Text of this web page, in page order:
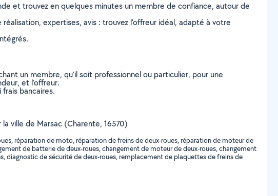
et trouvez en quelques minutes un membre de confiance, autour de
expertises, avis : trouvez l'offreur idéal, adapté à votre
un membre, qu’il soit professionnel ou particulier, pour une
et l’offreur.
bancaires.
ville de Marsac (Charente, 16570)
réparation de moto, réparation de freins de deux-roues, réparation de moteur de
de batterie de deux-roues, changement de moteur de deux-roues, changement
diagnostic de sécurité de deux-roues, remplacement de plaquettes de freins de